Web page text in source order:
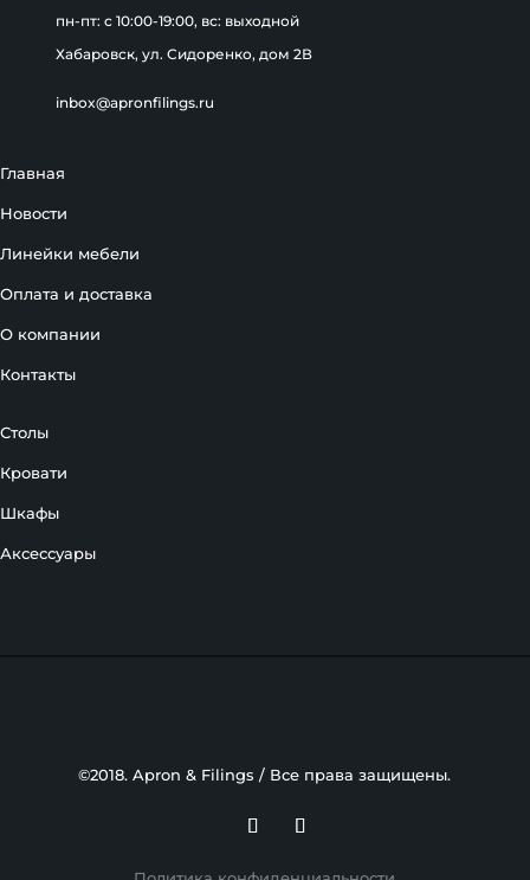
пн-пт: c 10:00-19:00, вс: выходной
Хабаровск, ул. Сидоренко, дом 2В
inbox@apronfilings.ru
Главная
Новости
Линейки мебели
Оплата и доставка
О компании
Контакты
Столы
Кровати
Шкафы
Аксессуары
©2018. Apron & Filings / Все права защищены.